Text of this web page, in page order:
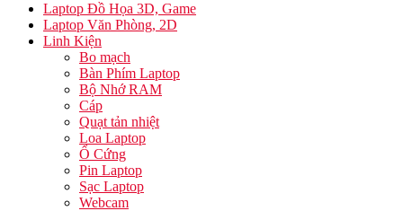
Laptop Đồ Họa 3D, Game
Laptop Văn Phòng, 2D
Linh Kiện
Bo mạch
Bàn Phím Laptop
Bộ Nhớ RAM
Cáp
Quạt tản nhiệt
Loa Laptop
Ổ Cứng
Pin Laptop
Sạc Laptop
Webcam